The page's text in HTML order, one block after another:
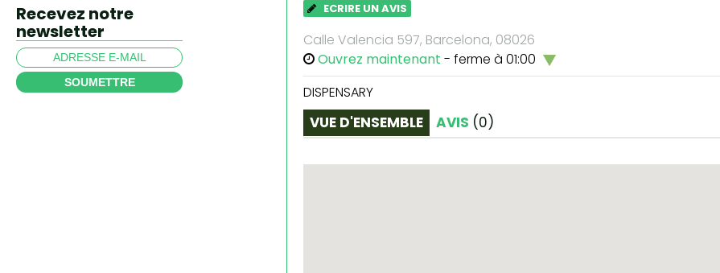
Recevez notre
newsletter
SOUMETTRE
ECRIRE UN AVIS
Calle Valencia 597, Barcelona, 08026
Ouvrez maintenant - ferme à 01:00
DISPENSARY
VUE D'ENSEMBLE AVIS (0)